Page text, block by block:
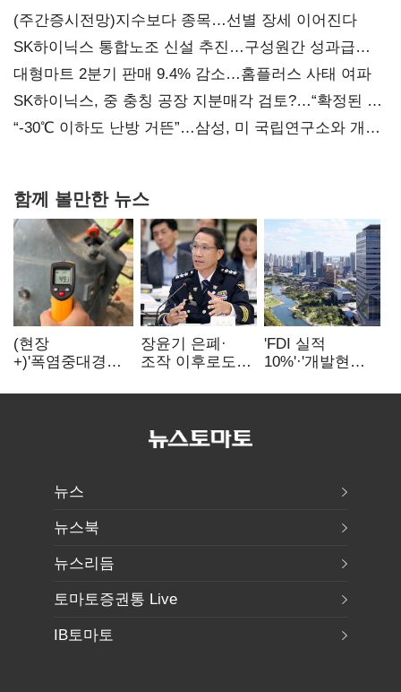
(주간증시전망)지수보다 종목…선별 장세 이어진다
SK하이닉스 통합노조 신설 추진…구성원간 성과급
불만 확산
대형마트 2분기 판매 9.4% 감소…홈플러스 사태 여파
SK하이닉스, 중 충칭 공장 지분매각 검토?…“확정된 바
없어”
“-30℃ 이하도 난방 거뜬”…삼성, 미 국립연구소와 개발
함께 볼만한 뉴스
(현장
+)'폭염중대경보'
이주노동자는
장윤기 은폐·
조작 이후로도
내부비위…경찰
'FDI 실적
10%'·'개발현안
인천경제청장
뉴스
뉴스북
뉴스리듬
토마토증권통 Live
IB토마토